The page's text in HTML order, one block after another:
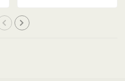
Dolken